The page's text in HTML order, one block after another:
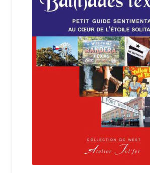
Nous Contacter
Politique de confidentialité et cookies
Qui sommes-nous ?
Soutien à Philippe Randa